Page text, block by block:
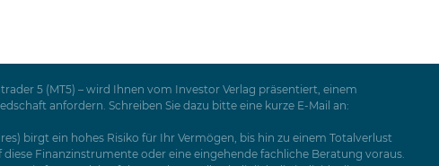
5 (MT5) – wird Ihnen vom Investor Verlag präsentiert, einem
anfordern. Schreiben Sie dazu bitte eine kurze E-Mail an:
birgt ein hohes Risiko für Ihr Vermögen, bis hin zu einem Totalverlust
Finanzinstrumente oder eine eingehende fachliche Beratung voraus.